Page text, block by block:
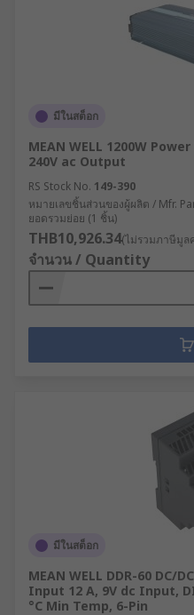
มีในสต็อก
MEAN WELL 1200W
240V ac Output
RS Stock No. 149-390
หมายเลขชิ้นส่วนของผู้ผลิต / Mfr.
ยอดรวมย่อย (1 ชิ้น)
THB10,926.34(ไม่รวมภาษีมูล
จำนวน / Quantity
มีในสต็อก
MEAN WELL DDR-60 DC/
Input 12 A, 9V dc Input,
°C Min Temp, 6-Pin